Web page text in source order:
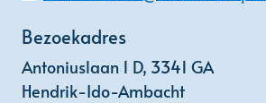
Bezoekadres
Antoniuslaan 1 D, 3341 GA
Hendrik-Ido-Ambacht